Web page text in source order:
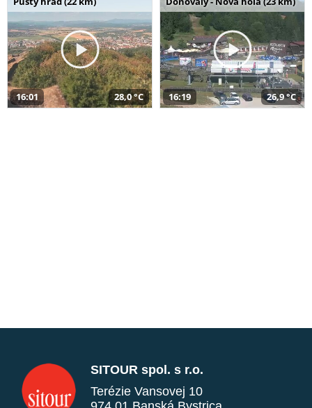
16:01 28,0 °C 16:19 26,9 °C
SITOUR spol. s r.o.
Terézie Vansovej 10